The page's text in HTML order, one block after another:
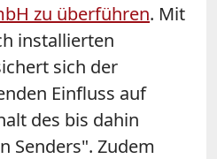
zu überführen. Mit
installierten
sich der
Einfluss auf
des bis dahin
Senders". Zudem